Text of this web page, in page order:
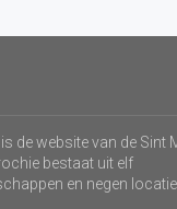
de website van de Sint
bestaat uit elf
en negen